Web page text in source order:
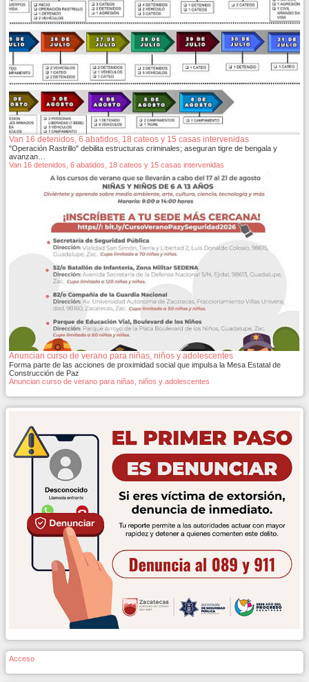
Van 16 detenidos, 6 abatidos, 18 cateos y 15 casas intervenidas
"Operación Rastrillo" debilita estructuras criminales; aseguran tigre de bengala y
avanzan…
Van 16 detenidos, 6 abatidos, 18 cateos y 15 casas intervenidas
Anuncian curso de verano para niñas, niños y adolescentes
Forma parte de las acciones de proximidad social que impulsa la Mesa Estatal de
Construcción de Paz
Anuncian curso de verano para niñas, niños y adolescentes
Acceso